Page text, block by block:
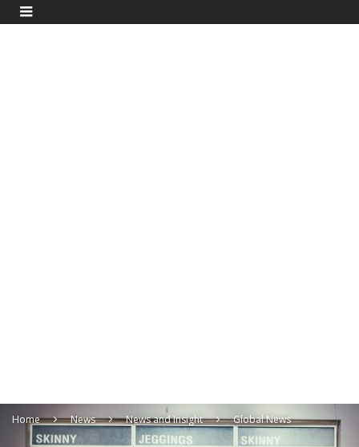
Home News News and Insight Global News